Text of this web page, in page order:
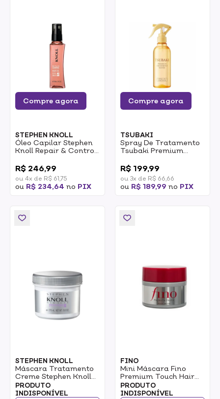
Compre agora
STEPHEN KNOLL
Óleo Capilar Stephen
Knoll Repair & Control
R$ 246,99
ou 4x de R$ 61,75
ou R$ 234,64 no PIX
Compre agora
TSUBAKI
Spray De Tratamento
Tsubaki Premium
R$ 199,99
ou 3x de R$ 66,66
ou R$ 189,99 no PIX
STEPHEN KNOLL
Máscara Tratamento
Creme Stephen Knoll
Moisture E Damage
280g
PRODUTO
INDISPONÍVEL
FINO
Mini Máscara Fino
Premium Touch Hair
Mini Mask 40g
PRODUTO
INDISPONÍVEL